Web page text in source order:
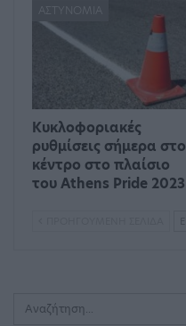
ΑΣΤΥΝΟΜΊΑ
Κυκλοφοριακές
ρυθμίσεις σήμερα στο
κέντρο στο πλαίσιο
του Athens Pride 2023